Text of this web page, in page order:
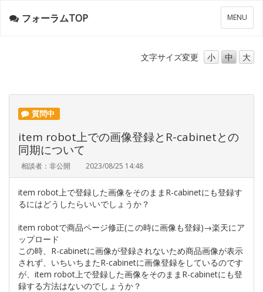
メ
ニ
ー
MENU
フォーラムTOP
文字サイズ変更 小 中 大
質問中
item robot上での画像登録とR-cabinetとの
同期について
相談者：非公開 2023/08/25 14:48
item robot上で登録した画像をそのままR-cabinetにも登録す
るにはどうしたらいいでしょうか？
item robotで商品ページ修正(この時に画像も登録)→楽天にア
ップロード
この時、R-cabinetに画像が登録されないため商品画像が表示
されず、いちいちまたR-cabinetに画像登録をしているのです
が、item robot上で登録した画像をそのままR-cabinetにも登
録する方法はないのでしょうか？